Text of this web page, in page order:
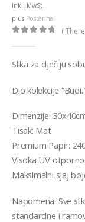
Inkl. MwSt.
plus Postarina
(
Slika za dječiju
Dio kolekcije
Dimenzije:
Tisak: Mat
Premium Papir:
Visoka UV
Maksimalni sjaj
Napomena: Sve
standardne i